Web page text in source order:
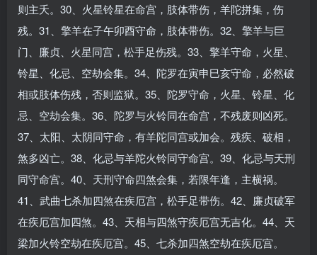
则主夭。30、火星铃星在命宫，肢体带伤，羊陀拼集，伤
残。31、擎羊在子午卯酉守命，肢体带伤。32、擎羊与巨
门、廉贞、火星同宫，松手足伤残。33、擎羊守命，火星、
铃星、化忌、空劫会集。34、陀罗在寅申巳亥守命，必然破
相或肢体伤残，否则监狱。35、陀罗守命，火星、铃星、化
忌、空劫会集。36、陀罗与火铃同在命宫，不残废则凶死。
37、太阳、太阴同守命，有羊陀同宫或加会。残疾、破相，
煞多凶亡。38、化忌与羊陀火铃同守命宫。39、化忌与天刑
同守命宫。40、天刑守命四煞会集，若限年逢，主横祸。
41、武曲七杀加四煞在疾厄宫，松手足带伤。42、廉贞破军
在疾厄宫加四煞。43、天相与四煞守疾厄宫无吉化。44、天
梁加火铃空劫在疾厄宫。45、七杀加四煞空劫在疾厄宫。